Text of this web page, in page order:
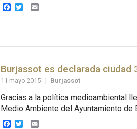
Facebook
Twitter
Burjassot es declarada ciudad
11 mayo 2015 | Burjassot
Gracias a la política medioambiental
Medio Ambiente del Ayuntamiento de
Facebook
TwitterEmail